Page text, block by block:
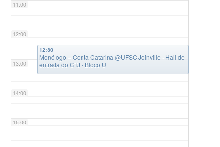
11:00
12:00
13:00
14:00
15:00
12:30
Monólogo – Conta Catarina@UFSC Joinville - Hall de
entrada do CTJ - Bloco U